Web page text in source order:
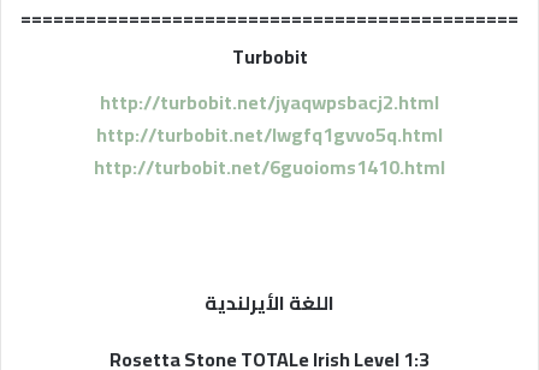
==============================================
Turbobit
http://turbobit.net/jyaqwpsbacj2.html
http://turbobit.net/lwgfq1gvvo5q.html
http://turbobit.net/6guoioms1410.html
اللغة الأيرلندية
Rosetta Stone TOTALe Irish Level 1:3